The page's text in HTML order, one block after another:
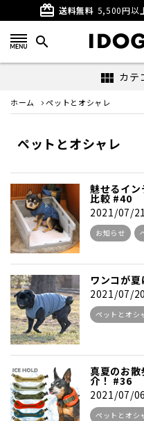
card_giftcard 送料無料 5,500円以
search
view_module カテ
ホーム ペットとオシャレ
ペットとオシャレ
魅せるイン
比較 #40
2021/07/21
お知らせ
ワンコが
2021/07/20
ペットとオシ
真夏のお
介！ #36
2021/07/06
ペットとオシ